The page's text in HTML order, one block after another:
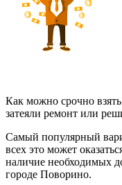
Как можно срочно
затеяли ремонт или
Самый популярный
всех это может
наличие необходимых
городе Поворино.